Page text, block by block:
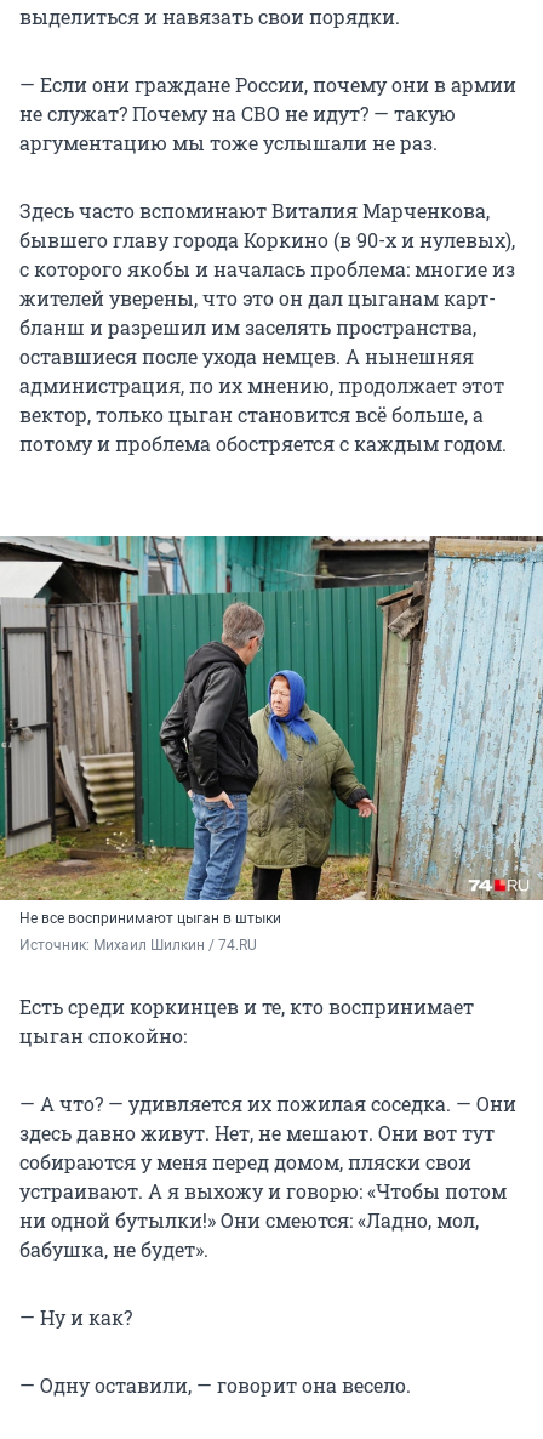
выделиться и навязать свои порядки.
— Если они граждане России, почему они в армии
не служат? Почему на СВО не идут? — такую
аргументацию мы тоже услышали не раз.
Здесь часто вспоминают Виталия Марченкова,
бывшего главу города Коркино (в 90-х и нулевых),
с которого якобы и началась проблема: многие из
жителей уверены, что это он дал цыганам карт-
бланш и разрешил им заселять пространства,
оставшиеся после ухода немцев. А нынешняя
администрация, по их мнению, продолжает этот
вектор, только цыган становится всё больше, а
потому и проблема обостряется с каждым годом.
Не все воспринимают цыган в штыки
Источник: Михаил Шилкин / 74.RU
Есть среди коркинцев и те, кто воспринимает
цыган спокойно:
— А что? — удивляется их пожилая соседка. — Они
здесь давно живут. Нет, не мешают. Они вот тут
собираются у меня перед домом, пляски свои
устраивают. А я выхожу и говорю: «Чтобы потом
ни одной бутылки!» Они смеются: «Ладно, мол,
бабушка, не будет».
— Ну и как?
— Одну оставили, — говорит она весело.